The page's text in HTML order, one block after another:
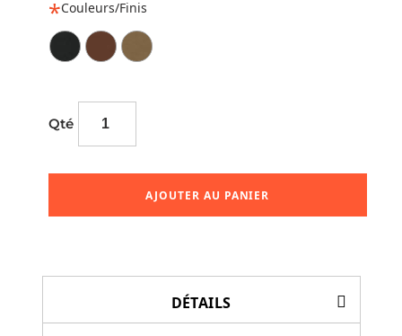
Couleurs/Finis
Qté
AJOUTER AU PANIER
DÉTAILS